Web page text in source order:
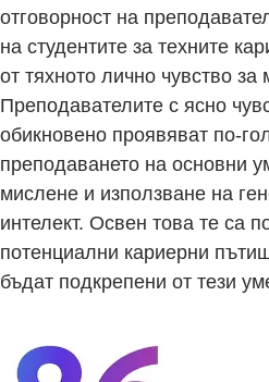
отговорност на
на студентите за техните
от тяхното лично чувство за
Преподавателите с ясно
обикновено проявяват по-
преподаването на основни
мислене и използване на
интелект. Освен това те са
потенциални кариерни
бъдат подкрепени от тези